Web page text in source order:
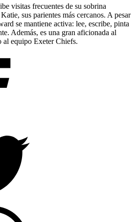
visitas frecuentes de su sobrina
sus parientes más cercanos. A pesar
se mantiene activa: lee, escribe, pinta
Además, es una gran aficionada al
equipo Exeter Chiefs.